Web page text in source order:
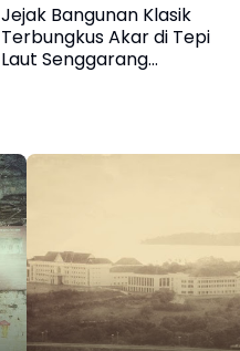
Jejak Bangunan Klasik
Terbungkus Akar di Tepi
Laut Senggarang